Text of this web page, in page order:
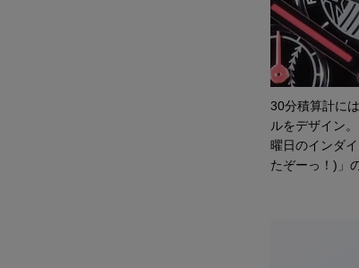
30分積算計に
ルをデザイン。
曜日のインダ
たぞーっ！)」